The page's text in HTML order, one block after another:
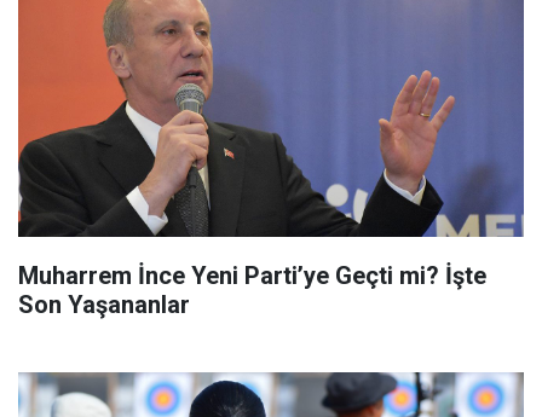
Muharrem İnce Yeni Parti’ye Geçti mi? İşte
Son Yaşananlar